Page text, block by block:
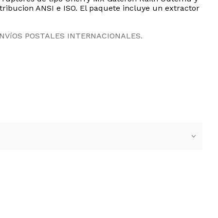
ANSI e ISO. El paquete incluye un extractor
POSTALES INTERNACIONALES.